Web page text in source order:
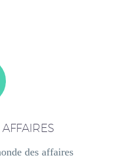
des affaires